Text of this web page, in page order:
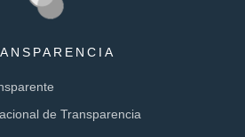
de Transparencia